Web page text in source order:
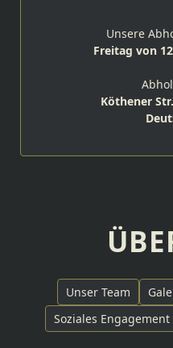
Unsere
Freitag von
Köthener
Unser Team
Soziales Engagement